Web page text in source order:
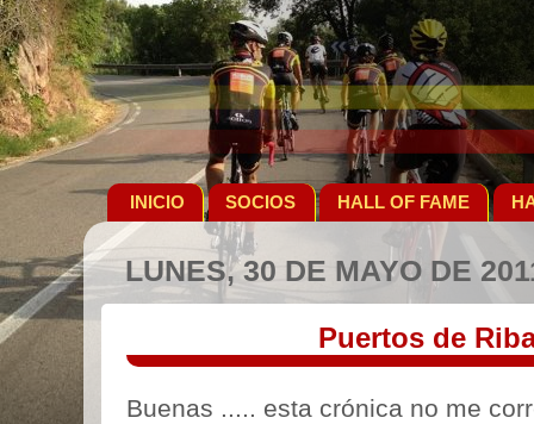
INICIO SOCIOS HALL OF FAME
LUNES, 30 DE MAYO DE
Puertos de
Buenas ..... esta crónica no me